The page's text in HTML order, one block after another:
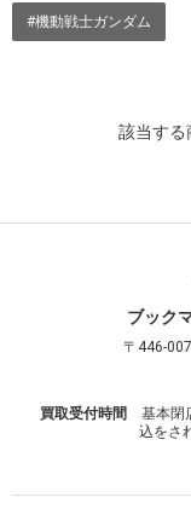
#機動戦士ガンダム
該当する
ブック
〒446-
買取受付時間
基本閉
込をさ